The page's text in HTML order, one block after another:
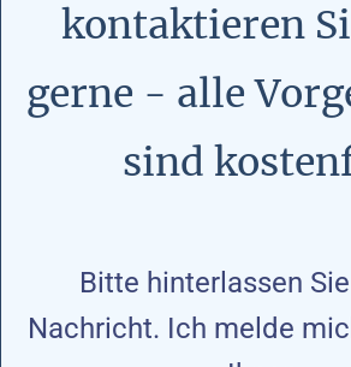
kontaktieren
gerne - alle
sind
Bitte hinterlassen
Nachricht. Ich melde